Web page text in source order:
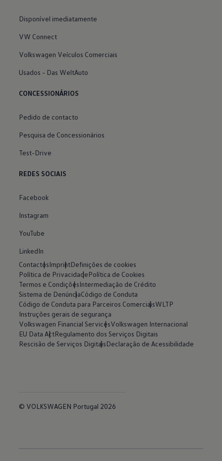
Disponível imediatamente
VW Connect
Volkswagen Veículos Comerciais
Usados - Das WeltAuto
CONCESSIONÁRIOS
Pedido de contacto
Pesquisa de Concessionários
Test-Drive
REDES SOCIAIS
Facebook
Instagram
YouTube
LinkedIn
ContactosImprintDefinições de cookies
Política de PrivacidadePolítica de Cookies
Termos e CondiçõesIntermediação de Crédito
Sistema de DenúnciaCódigo de Conduta
Código de Conduta para Parceiros ComerciaisWLTP
Instruções gerais de segurança
Volkswagen Financial ServicesVolkswagen Internacional
EU Data ActRegulamento dos Serviços Digitais
Rescisão de Serviços DigitaisDeclaração de Acessibilidade
© VOLKSWAGEN Portugal 2026